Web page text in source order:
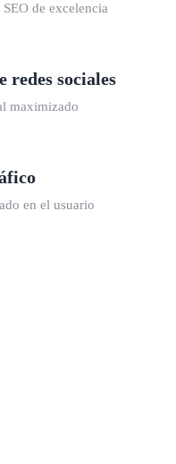
de excelencia
redes sociales
maximizado
en el usuario